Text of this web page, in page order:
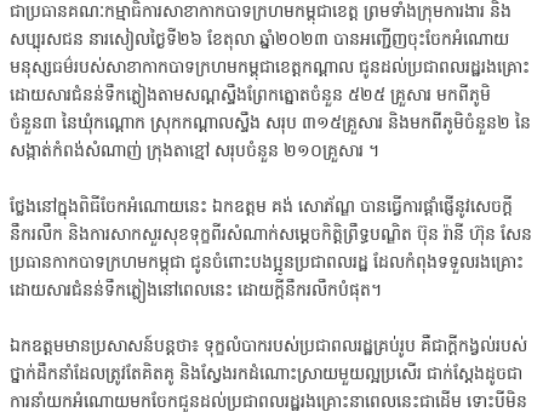
ជាប្រធានគណៈកម្មាធិការសាខាកាកបាទក្រហមកម្ពុជាខេត្ត ព្រមទាំងក្រុមការងារ និង
សប្បុរសជន នារសៀលថ្ងៃទី២៦ ខែតុលា ឆ្នាំ២០២៣ បានអញ្ជើញចុះចែកអំណោយ
មនុស្សធម៌របស់សាខាកាកបាទក្រហមកម្ពុជាខេត្តកណ្ដាល ជូនដល់ប្រជាពលរដ្ឋរងគ្រោះ
ដោយសារជំនន់ទឹកភ្លៀងតាមសណ្ដស្ទឹងព្រែកត្នោតចំនួន ៥២៥ គ្រួសារ មកពីភូមិ
ចំនួន៣ នៃឃុំកណ្តោក ស្រុកកណ្តាលស្ទឹង សរុប ៣១៥គ្រួសារ និងមកពីភូមិចំនួន២ នៃ
សង្កាត់កំពង់សំណាញ់ ក្រុងតាខ្មៅ សរុបចំនួន ២១០គ្រួសារ ។
ថ្លែងនៅក្នុងពិធីចែកអំណោយនេះ ឯកឧត្តម គង់ សោភ័ណ្ឌ បានធ្វើការផ្ដាំផ្ញើនូវសេចក្តី
នឹករលឹក និងការសាកសួរសុខទុក្ខពីរសំណាក់សម្ដេចកិត្តិព្រឹទ្ធបណ្ឌិត ប៊ុន រ៉ានី ហ៊ុន សែន
ប្រធានកាកបាទក្រហមកម្ពុជា ជូនចំពោះបងប្អូនប្រជាពលរដ្ឋ ដែលកំពុងទទួលរងគ្រោះ
ដោយសារជំនន់ទឹកភ្លៀងនៅពេលនេះ ដោយក្ដីនឹករលឹកបំផុត។
ឯកឧត្តមមានប្រសាសន៍បន្តថា៖ ទុក្ខលំបាករបស់ប្រជាពលរដ្ឋគ្រប់រូប គឺជាក្តីកង្វល់របស់
ថ្នាក់ដឹកនាំដែលត្រូវតែគិតគូ និងស្វែងរកដំណោះស្រាយមួយល្អប្រសើរ ជាក់ស្តែងដូចជា
ការនាំយកអំណោយមកចែកជូនដល់ប្រជាពលរដ្ឋរងគ្រោះនាពេលនេះជាដើម ទោះបីមិន